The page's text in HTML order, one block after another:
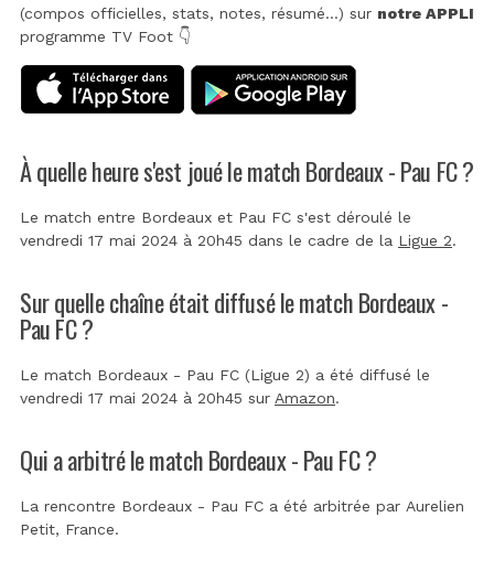
(compos officielles, stats, notes, résumé...) sur notre APPLI
programme TV Foot 👇
À quelle heure s'est joué le match Bordeaux - Pau FC ?
Le match entre Bordeaux et Pau FC s'est déroulé le
vendredi 17 mai 2024 à 20h45 dans le cadre de la Ligue 2.
Sur quelle chaîne était diffusé le match Bordeaux -
Pau FC ?
Le match Bordeaux - Pau FC (Ligue 2) a été diffusé le
vendredi 17 mai 2024 à 20h45 sur Amazon.
Qui a arbitré le match Bordeaux - Pau FC ?
La rencontre Bordeaux - Pau FC a été arbitrée par Aurelien
Petit, France.